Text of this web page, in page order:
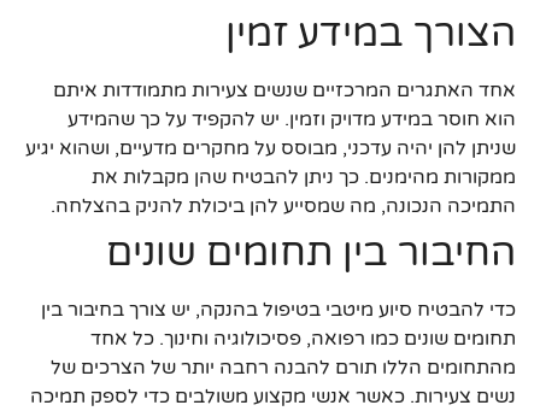
הצורך במידע זמין
אחד האתגרים המרכזיים שנשים צעירות מתמודדות איתם
הוא חוסר במידע מדויק וזמין. יש להקפיד על כך שהמידע
שניתן להן יהיה עדכני, מבוסס על מחקרים מדעיים, ושהוא יגיע
ממקורות מהימנים. כך ניתן להבטיח שהן מקבלות את
התמיכה הנכונה, מה שמסייע להן ביכולת להניק בהצלחה.
החיבור בין תחומים שונים
כדי להבטיח סיוע מיטבי בטיפול בהנקה, יש צורך בחיבור בין
תחומים שונים כמו רפואה, פסיכולוגיה וחינוך. כל אחד
מהתחומים הללו תורם להבנה רחבה יותר של הצרכים של
נשים צעירות. כאשר אנשי מקצוע משולבים כדי לספק תמיכה